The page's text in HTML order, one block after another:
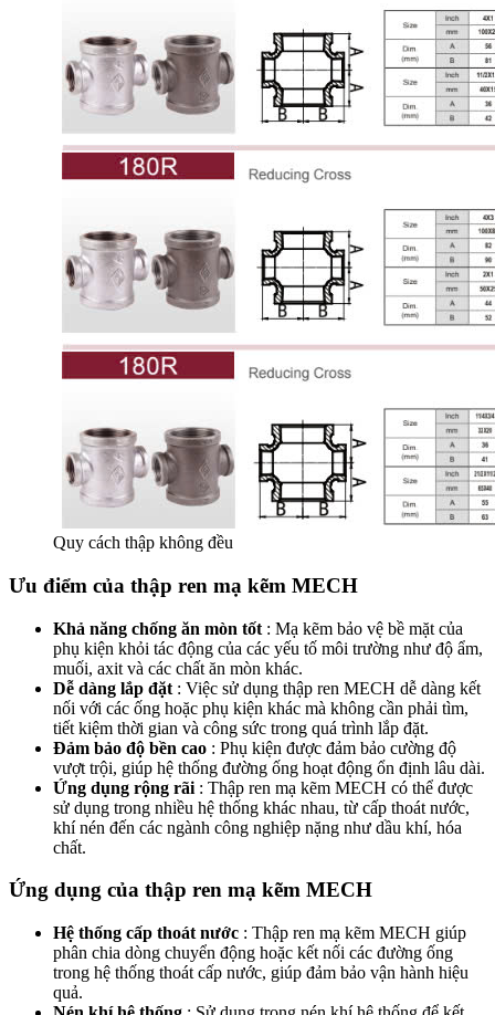
Quy cách thập không đều
Ưu điểm của thập ren mạ kẽm MECH
Khả năng chống ăn mòn tốt : Mạ kẽm bảo vệ bề mặt của
phụ kiện khỏi tác động của các yếu tố môi trường như độ ẩm,
muối, axit và các chất ăn mòn khác.
Dễ dàng lắp đặt : Việc sử dụng thập ren MECH dễ dàng kết
nối với các ống hoặc phụ kiện khác mà không cần phải tìm,
tiết kiệm thời gian và công sức trong quá trình lắp đặt.
Đảm bảo độ bền cao : Phụ kiện được đảm bảo cường độ
vượt trội, giúp hệ thống đường ống hoạt động ổn định lâu dài.
Ứng dụng rộng rãi : Thập ren mạ kẽm MECH có thể được
sử dụng trong nhiều hệ thống khác nhau, từ cấp thoát nước,
khí nén đến các ngành công nghiệp nặng như dầu khí, hóa
chất.
Ứng dụng của thập ren mạ kẽm MECH
Hệ thống cấp thoát nước : Thập ren mạ kẽm MECH giúp
phân chia dòng chuyển động hoặc kết nối các đường ống
trong hệ thống thoát cấp nước, giúp đảm bảo vận hành hiệu
quả.